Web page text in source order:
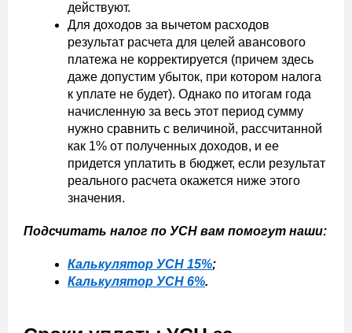
действуют.
Для доходов за вычетом расходов
результат расчета для целей авансового
платежа не корректируется (причем здесь
даже допустим убыток, при котором налога
к уплате не будет). Однако по итогам года
начисленную за весь этот период сумму
нужно сравнить с величиной, рассчитанной
как 1% от полученных доходов, и ее
придется уплатить в бюджет, если результат
реального расчета окажется ниже этого
значения.
Подсчитать налог по УСН вам помогут наши:
Калькулятор УСН 15%;
Калькулятор УСН 6%.